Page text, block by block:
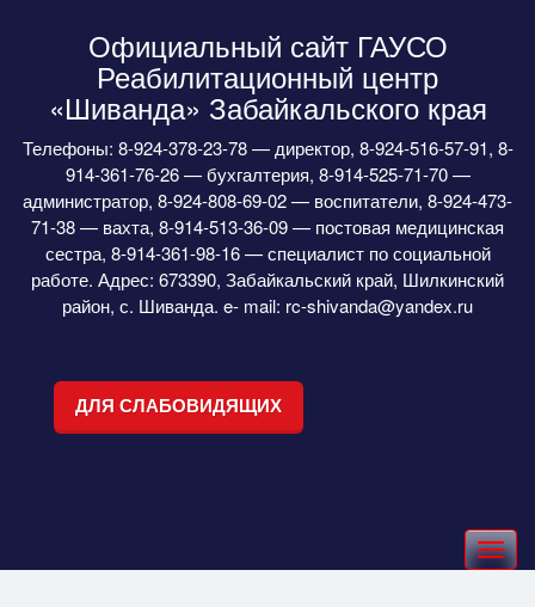
Официальный сайт ГАУСО
Реабилитационный центр
«Шиванда» Забайкальского края
Телефоны: 8-924-378-23-78 — директор, 8-924-516-57-91, 8-
914-361-76-26 — бухгалтерия, 8-914-525-71-70 —
администратор, 8-924-808-69-02 — воспитатели, 8-924-473-
71-38 — вахта, 8-914-513-36-09 — постовая медицинская
сестра, 8-914-361-98-16 — специалист по социальной
работе. Адрес: 673390, Забайкальский край, Шилкинский
район, с. Шиванда. e- mail: rc-shivanda@yandex.ru
ДЛЯ СЛАБОВИДЯЩИХ
Toggle
navigation